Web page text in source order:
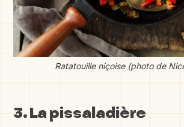
Ratatouille niçoise (photo de
3. La pissaladière